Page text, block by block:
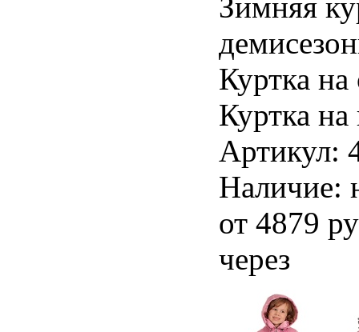
Куртка
Куртка
Артикул:
Наличие:
от 4879
через